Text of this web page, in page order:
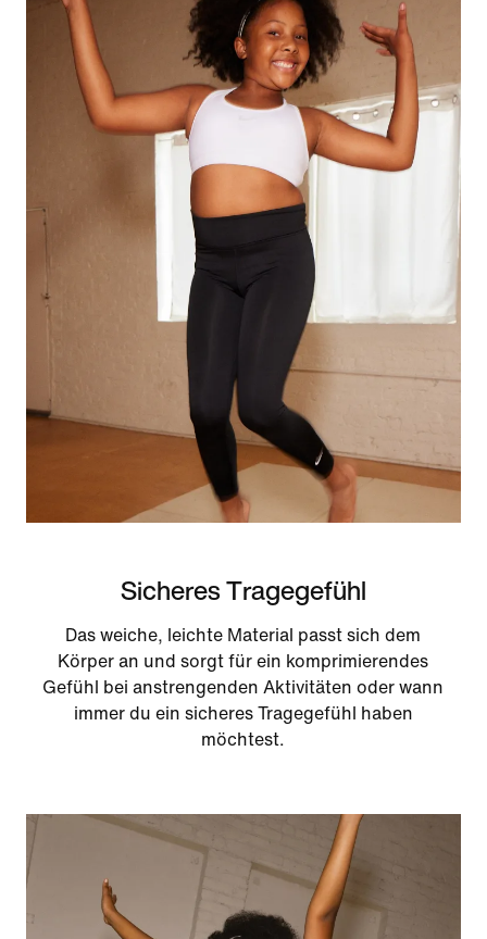
Sicheres Tragegefühl
Das weiche, leichte Material passt sich dem
Körper an und sorgt für ein komprimierendes
Gefühl bei anstrengenden Aktivitäten oder wann
immer du ein sicheres Tragegefühl haben
möchtest.